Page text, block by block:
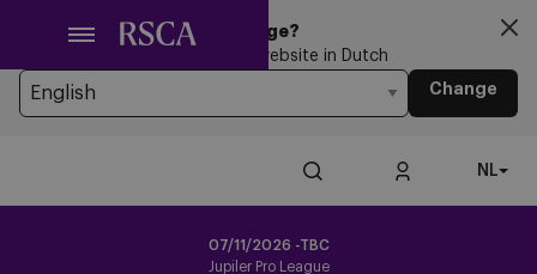
hoofdinhoud
Looking for another Language?
You’re currently browsing the website in Dutch
Change
NL
07/11/2026 -TBC
Jupiler Pro League